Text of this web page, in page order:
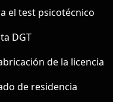
el test psicotécnico
DGT
de la licencia
de residencia